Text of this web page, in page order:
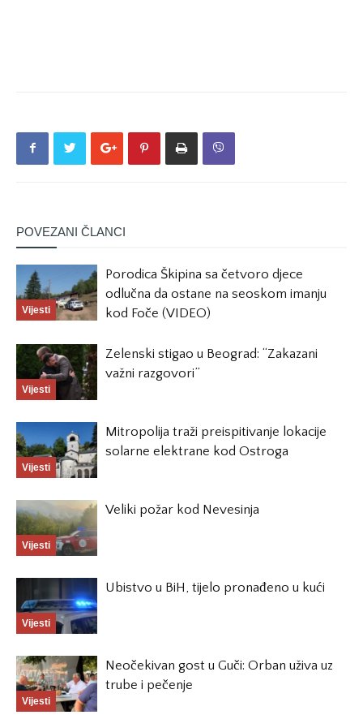
POVEZANI ČLANCI
Vijesti
Porodica Škipina sa četvoro djece
odlučna da ostane na seoskom imanju
kod Foče (VIDEO)
Vijesti
Zelenski stigao u Beograd: “Zakazani
važni razgovori”
Vijesti
Mitropolija traži preispitivanje lokacije
solarne elektrane kod Ostroga
Vijesti
Veliki požar kod Nevesinja
Vijesti
Ubistvo u BiH, tijelo pronađeno u kući
Vijesti
Neočekivan gost u Guči: Orban uživa uz
trube i pečenje